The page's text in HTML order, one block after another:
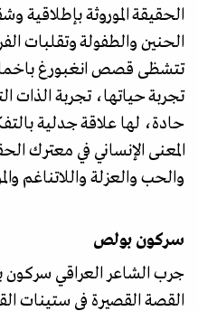
الحقيقة الموروثة بإطلاقية
الحنين والطفولة وتقلبات
تتشظى قصص انغبورغ
تجربة حياتها، تجربة
حادة، لها علاقة جدلية
المعنى الإنساني في معترك
والحب والعزلة واللاتناغم
سركون بولص
القصة القصيرة في ستينات